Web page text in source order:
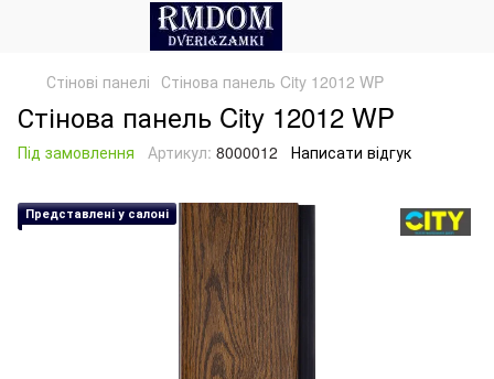
Стінові панелі Стінова панель City 12012 WP
Стінова панель City 12012 WP
Під замовлення Артикул: 8000012 Написати відгук
Представлені у салоні